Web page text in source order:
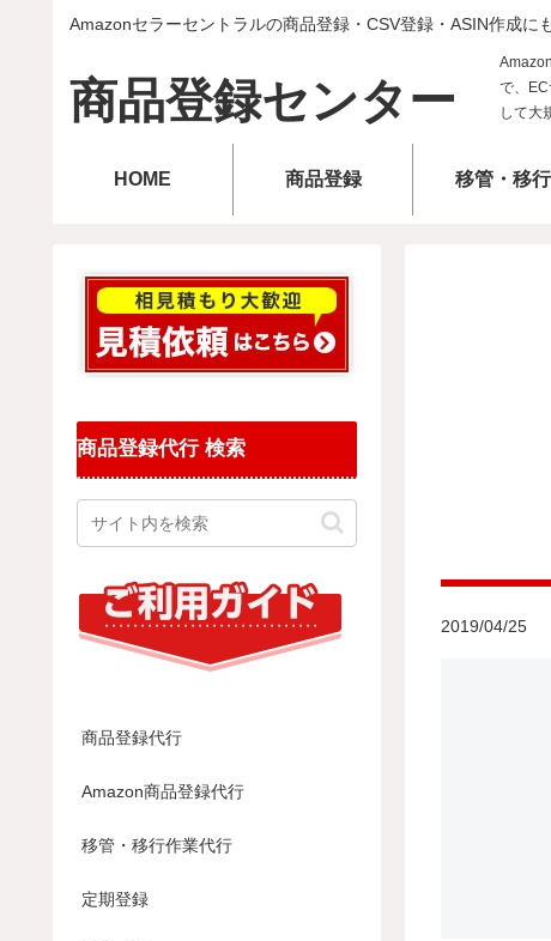
Amazonセラーセントラルの商品登録・CSV登録・ASIN作成に
商品登録センター
HOME 商品登録 移管・移行
2019/04/25
商品登録代行 検索
商品登録代行
Amazon商品登録代行
移管・移行作業代行
定期登録